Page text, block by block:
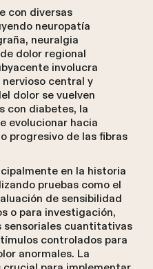
con diversas
neuropatía
neuralgia
dolor regional
involucra
central y
dolor se vuelven
con diabetes, la
evolucionar hacia
progresivo de las fibras
en la historia
pruebas como el
de sensibilidad
o para investigación,
sensoriales cuantitativas
controlados para
anormales. La